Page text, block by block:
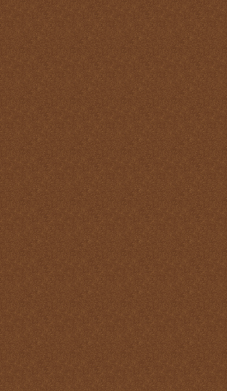
La Santa Misa y la gloria
del Cielo
La Santa Misa y la Iglesia
La Santa Misa y la Justicia
Divina
La Santa Misa y la labor
Pastoral
La Santa Misa y la ofrenda
de sí mismo
La Santa Misa y la Palabra
de Dios
La Santa Misa y la pureza
La Santa Misa y la
Resurrección
La Santa Misa y la salud
del alma y del cuerpo
La Santa Misa y la salud
del alma y del cuerpo
La Santa Misa y la
salvación de mundo
La Santa Misa y la santidad
La Santa Misa y la tibieza.
La Santa Misa y la unidad
La Santa Misa y la Vida
Eterna
La Santa Misa y las
virtudes
La Santa Misa y los
Ángeles
La Santa Misa y los Santos
La Santa Misa y nuestra
transformación en Cristo
La suprema adoración